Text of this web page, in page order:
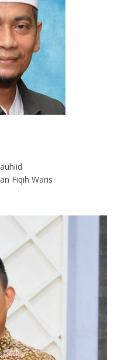
Fiqih Waris